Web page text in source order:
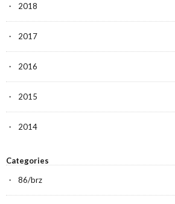
2018
2017
2016
2015
2014
Categories
86/brz